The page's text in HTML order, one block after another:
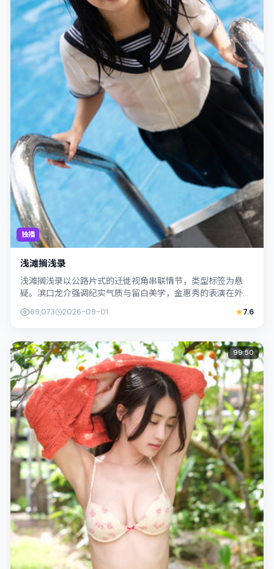
独播
浅滩搁浅录
浅滩搁浅录以公路片式的迁徙视角串联情节，类型标签为悬
疑。滨口龙介强调纪实气质与留白美学，金惠秀的表演在外冷
69,073 2026-09-01 7.6
99:50